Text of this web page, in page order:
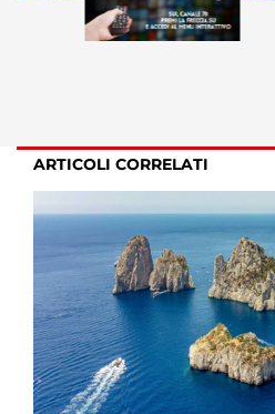
ARTICOLI CORRELATI